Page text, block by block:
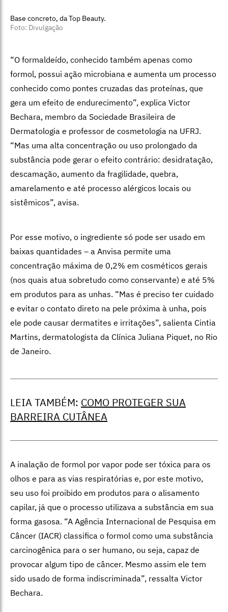
Base concreto, da Top Beauty.
Foto: Divulgação
“O formaldeído, conhecido também apenas como
formol, possui ação microbiana e aumenta um processo
conhecido como pontes cruzadas das proteínas, que
gera um efeito de endurecimento”, explica Victor
Bechara, membro da Sociedade Brasileira de
Dermatologia e professor de cosmetologia na UFRJ.
“Mas uma alta concentração ou uso prolongado da
substância pode gerar o efeito contrário: desidratação,
descamação, aumento da fragilidade, quebra,
amarelamento e até processo alérgicos locais ou
sistêmicos”, avisa.
Por esse motivo, o ingrediente só pode ser usado em
baixas quantidades – a Anvisa permite uma
concentração máxima de 0,2% em cosméticos gerais
(nos quais atua sobretudo como conservante) e até 5%
em produtos para as unhas. “Mas é preciso ter cuidado
e evitar o contato direto na pele próxima à unha, pois
ele pode causar dermatites e irritações”, salienta Cintia
Martins, dermatologista da Clínica Juliana Piquet, no Rio
de Janeiro.
LEIA TAMBÉM: COMO PROTEGER SUA
BARREIRA CUTÂNEA
A inalação de formol por vapor pode ser tóxica para os
olhos e para as vias respiratórias e, por este motivo,
seu uso foi proibido em produtos para o alisamento
capilar, já que o processo utilizava a substância em sua
forma gasosa. “A Agência Internacional de Pesquisa em
Câncer (IACR) classifica o formol como uma substância
carcinogênica para o ser humano, ou seja, capaz de
provocar algum tipo de câncer. Mesmo assim ele tem
sido usado de forma indiscriminada”, ressalta Victor
Bechara.